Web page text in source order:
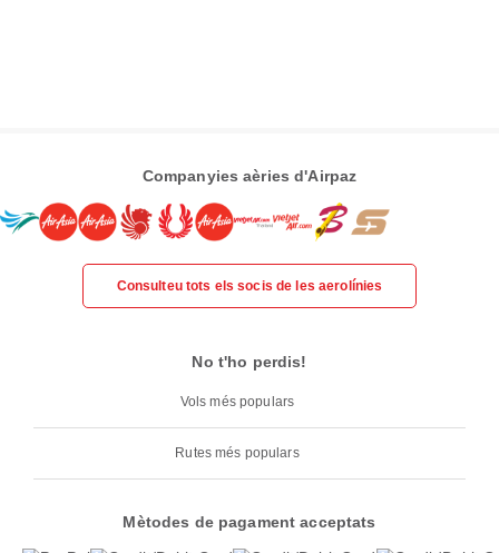
Companyies aèries d'Airpaz
Consulteu tots els socis de les aerolínies
No t'ho perdis!
Vols més populars
Rutes més populars
Mètodes de pagament acceptats